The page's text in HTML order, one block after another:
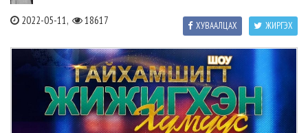
2022-05-11, 18617 ЖИРГЭХ
ХУВААЛЦАХ